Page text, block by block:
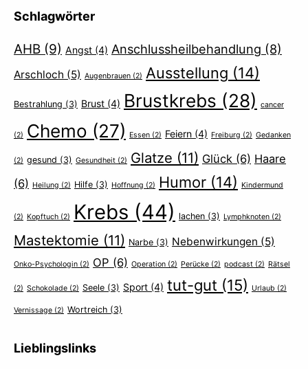
Schlagwörter
AHB (9) Angst (4) Anschlussheilbehandlung (8)
Arschloch (5) Augenbrauen (2) Ausstellung (14)
Bestrahlung (3) Brust (4) Brustkrebs (28) cancer
(2) Chemo (27) Essen (2) Feiern (4) Freiburg (2) Gedanken
(2) gesund (3) Gesundheit (2) Glatze (11) Glück (6) Haare
(6) Heilung (2) Hilfe (3) Hoffnung (2) Humor (14) Kindermund
(2) Kopftuch (2) Krebs (44) lachen (3) Lymphknoten (2)
Mastektomie (11) Narbe (3) Nebenwirkungen (5)
Onko-Psychologin (2) OP (6) Operation (2) Perücke (2) podcast (2) Rätsel
(2) Schokolade (2) Seele (3) Sport (4) tut-gut (15) Urlaub (2)
Vernissage (2) Wortreich (3)
Lieblingslinks